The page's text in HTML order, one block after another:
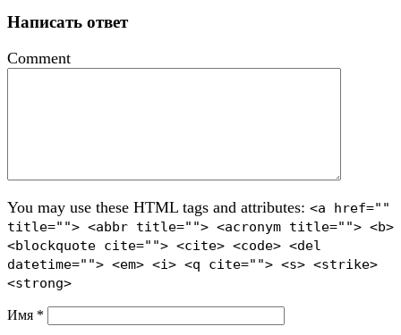
Написать ответ
Comment
You may use these HTML tags and attributes: <a href=""
title=""> <abbr title=""> <acronym title=""> <b>
<blockquote cite=""> <cite> <code> <del
datetime=""> <em> <i> <q cite=""> <s> <strike>
<strong>
Имя *